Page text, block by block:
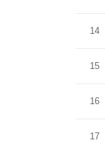
14
15
16
17